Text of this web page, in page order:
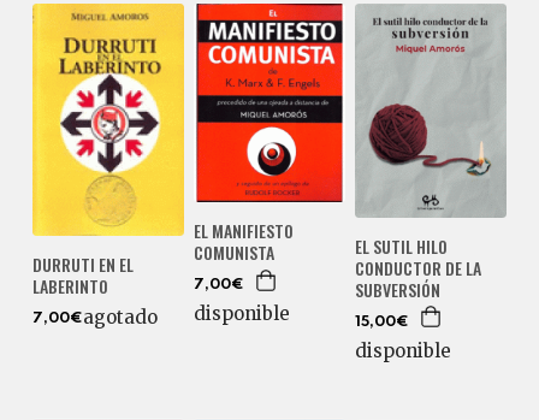
DURRUTI EN EL
LABERINTO
7,00€agotado
EL MANIFIESTO
COMUNISTA
7,00€
disponible
EL SUTIL HILO
CONDUCTOR DE LA
SUBVERSIÓN
15,00€
disponible